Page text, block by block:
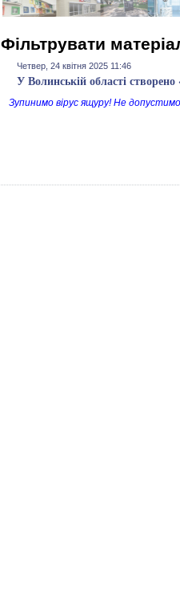
Фільтрувати
Четвер, 24 квітня 2025 11:46
У Волинській області
Зупинимо вірус ящуру! Не